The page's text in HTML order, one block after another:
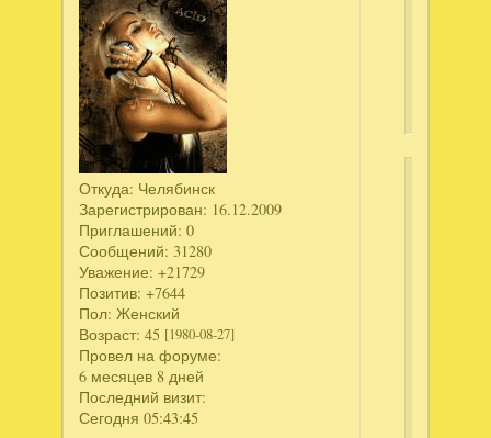
Откуда: Челябинск
Зарегистрирован: 16.12.2009
Приглашений: 0
Сообщений: 31280
Уважение: +21729
Позитив: +7644
Пол: Женский
Возраст: 45 [1980-08-27]
Провел на форуме:
6 месяцев 8 дней
Последний визит:
Сегодня 05:43:45